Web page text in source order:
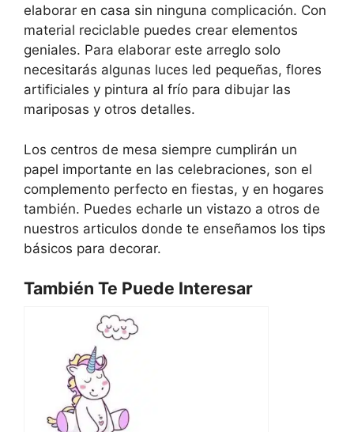
elaborar en casa sin ninguna complicación. Con
material reciclable puedes crear elementos
geniales. Para elaborar este arreglo solo
necesitarás algunas luces led pequeñas, flores
artificiales y pintura al frío para dibujar las
mariposas y otros detalles.
Los centros de mesa siempre cumplirán un
papel importante en las celebraciones, son el
complemento perfecto en fiestas, y en hogares
también. Puedes echarle un vistazo a otros de
nuestros articulos donde te enseñamos los tips
básicos para decorar.
También Te Puede Interesar